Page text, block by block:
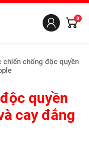
0
chiến chống độc quyền
quyền
cay đắng